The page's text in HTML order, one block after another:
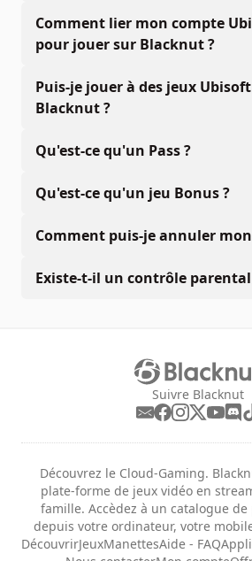
Comment lier mon compte
pour jouer sur Blacknut ?
Puis-je jouer à des jeux
Blacknut ?
Qu'est-ce qu'un Pass ?
Qu'est-ce qu'un jeu Bonus ?
Comment puis-je annuler
Existe-t-il un contrôle parental
Suivre Blacknut
Découvrez le Cloud-Gaming.
plate-forme de jeux vidéo en
famille. Accèdez à un catalogue
depuis votre ordinateur, votre
DécouvrirJeuxManettesAide - FAQ